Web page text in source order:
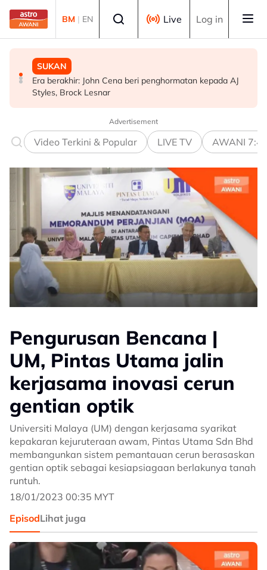
Skip to main content
BM | EN Live Log in
MALAYSIA
KLFW 2026 buka laluan produk Malaysia ke pasaran
dunia - Armizan
SUKAN
Era berakhir: John Cena beri penghormatan kepada AJ
Styles, Brock Lesnar
DUNIA
Gelombang haba: Rakyat Britain tidur di dapur, ambil
cuti
Advertisement
Video Terkini & Popular LIVE TV AWANI
Pengurusan Bencana |
UM, Pintas Utama jalin
kerjasama inovasi cerun
gentian optik
Universiti Malaya (UM) dengan kerjasama syarikat
kepakaran kejuruteraan awam, Pintas Utama Sdn Bhd
membangunkan sistem pemantauan cerun berasaskan
gentian optik sebagai kesiapsiagaan berlakunya tanah
runtuh.
18/01/2023 00:35 MYT
EpisodLihat juga